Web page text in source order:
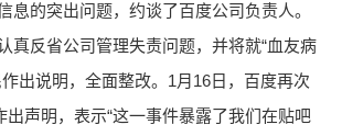
息的突出问题，约谈了百度公司负责人。
真反省公司管理失责问题，并将就“血友病
出说明，全面整改。1月16日，百度再次
出声明，表示“这一事件暴露了我们在贴吧